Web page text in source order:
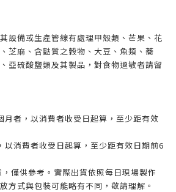
設備或生產管線有處理甲殼類、芒果、花
芝麻、含麩質之穀物、大豆、魚類、蕎
亞硫酸鹽類及其製品，對食物過敏者請留
月者，以消費者收受日起算，至少距有效
以消費者收受日起算，至少距有效日期前6
僅供參考。實際出貨依照每日現場製作
方式與包裝可能略有不同，敬請理解。